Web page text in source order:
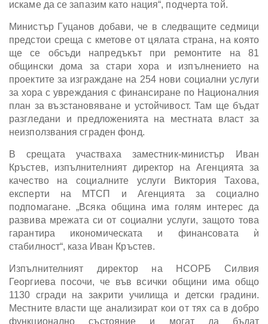
искаме да се запазим като нация“, подчерта той.
Министър Гуцанов добави, че в следващите седмици
предстои среща с кметове от цялата страна, на която
ще се обсъди напредъкът при ремонтите на 81
общински дома за стари хора и изпълнението на
проектите за изграждане на 254 нови социални услуги
за хора с увреждания с финансиране по Националния
план за възстановяване и устойчивост. Там ще бъдат
разгледани и предложенията на местната власт за
неизползвания сграден фонд.
В срещата участваха заместник-министър Иван
Кръстев, изпълнителният директор на Агенцията за
качество на социалните услуги Виктория Тахова,
експерти на МТСП и Агенцията за социално
подпомагане. „Всяка община има голям интерес да
развива мрежата си от социални услуги, защото това
гарантира икономическата и финансовата ѝ
стабилност“, каза Иван Кръстев.
Изпълнителният директор на НСОРБ Силвия
Георгиева посочи, че във всички общини има общо
1130 сгради на закрити училища и детски градини.
Местните власти ще анализират кои от тях са в добро
функционално състояние и могат да бъдат